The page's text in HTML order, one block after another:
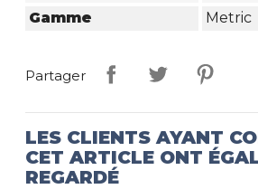
Gamme
Metric
Partager
LES CLIENTS AYANT
CET ARTICLE ONT
REGARDÉ